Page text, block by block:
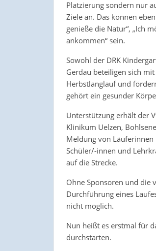
Platzierung sondern nur
Ziele an. Das können
genieße die Natur“, „Ich
ankommen“ sein.
Sowohl der DRK
Gerdau beteiligen sich
Herbstlanglauf und
gehört ein gesunder
Unterstützung erhält der
Klinikum Uelzen,
Meldung von Läuferinnen
Schüler/-innen und
auf die Strecke.
Ohne Sponsoren und die
Durchführung eines
nicht möglich.
Nun heißt es erstmal für
durchstarten.